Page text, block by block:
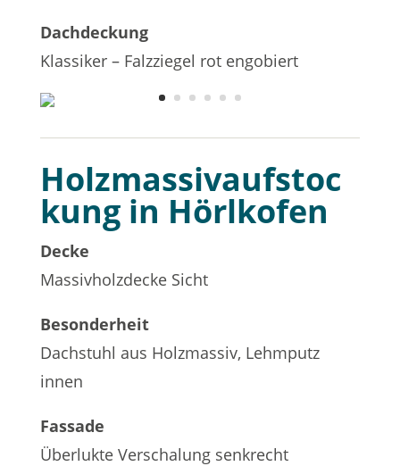
Dachdeckung
Klassiker – Falzziegel rot engobiert
Holzmassivaufstoc
kung in Hörlkofen
Decke
Massivholzdecke Sicht
Besonderheit
Dachstuhl aus Holzmassiv, Lehmputz
innen
Fassade
Überlukte Verschalung senkrecht